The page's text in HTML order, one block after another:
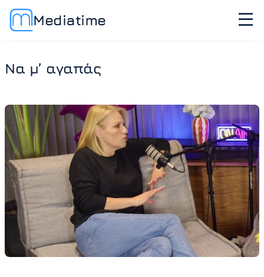
Mediatime
Να μ’ αγαπάς